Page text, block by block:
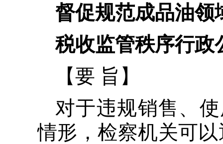
督促规范成品油领
税收监管秩序行政
【要 旨】
对于违规销售、
情形，检察机关可